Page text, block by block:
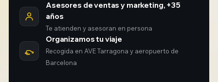
Asesores de ventas y marketing, +35
años
Te atienden y asesoran en persona
Organizamos tu viaje
Recogida en AVE Tarragona y aeropuerto de
Barcelona